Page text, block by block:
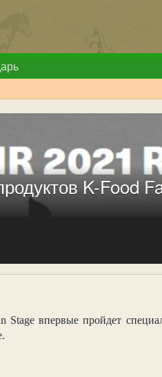
K-Food
впервые пройдет